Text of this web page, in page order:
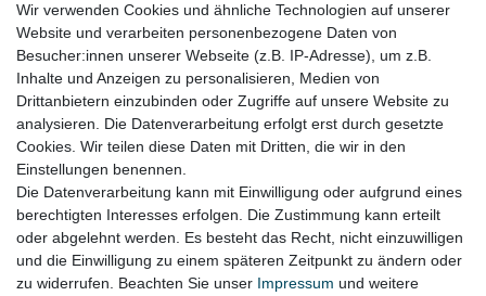
Skoda ab ca. Bj. 2003
VW ab ca. Bj. 2003
Natürlich auch für Bastler geeignet
Größere Mengen auf Anfrage
Lieferzeit etwa 1 bis 3 Werktage
Wir verwenden Cookies und ähnliche Technologien auf unserer
Website und verarbeiten personenbezogene Daten von
Besucher:innen unserer Webseite (z.B. IP-Adresse), um z.B.
Inhalte und Anzeigen zu personalisieren, Medien von
Drittanbietern einzubinden oder Zugriffe auf unsere Website zu
analysieren. Die Datenverarbeitung erfolgt erst durch gesetzte
Cookies. Wir teilen diese Daten mit Dritten, die wir in den
Einstellungen benennen.
Die Datenverarbeitung kann mit Einwilligung oder aufgrund eines
berechtigten Interesses erfolgen. Die Zustimmung kann erteilt
oder abgelehnt werden. Es besteht das Recht, nicht einzuwilligen
und die Einwilligung zu einem späteren Zeitpunkt zu ändern oder
zu widerrufen. Beachten Sie unser Impressum und weitere